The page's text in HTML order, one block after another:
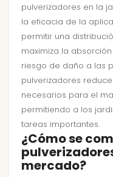
pulverizadores en la
la eficacia de la
permitir una
maximiza la
riesgo de daño a las
pulverizadores
necesarios para el
permitiendo a los
tareas importantes.
¿Cómo se
mercado?